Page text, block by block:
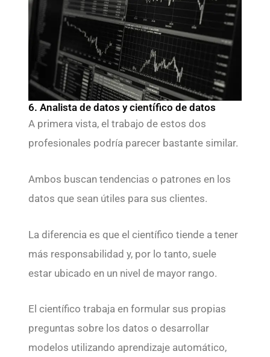
6. Analista de datos y científico de datos
A primera vista, el trabajo de estos dos
profesionales podría parecer bastante similar.
Ambos buscan tendencias o patrones en los
datos que sean útiles para sus clientes.
La diferencia es que el científico tiende a tener
más responsabilidad y, por lo tanto, suele
estar ubicado en un nivel de mayor rango.
El científico trabaja en formular sus propias
preguntas sobre los datos o desarrollar
modelos utilizando aprendizaje automático,